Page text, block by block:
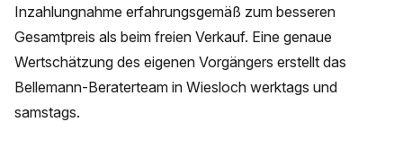
Inzahlungnahme erfahrungsgemäß zum besseren
Gesamtpreis als beim freien Verkauf. Eine genaue
Wertschätzung des eigenen Vorgängers erstellt das
Bellemann-Beraterteam in Wiesloch werktags und
samstags.